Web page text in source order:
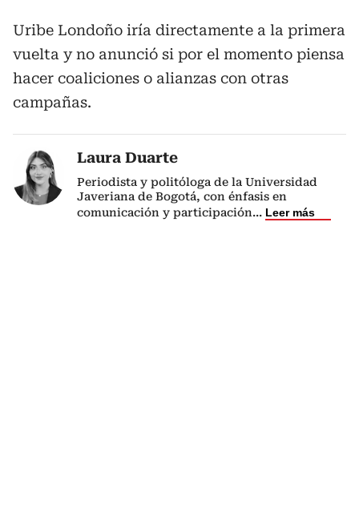
Uribe Londoño iría directamente a la primera
vuelta y no anunció si por el momento piensa
hacer coaliciones o alianzas con otras
campañas.
Laura Duarte
Periodista y politóloga de la Universidad
Javeriana de Bogotá, con énfasis en
comunicación y participación... Leer más